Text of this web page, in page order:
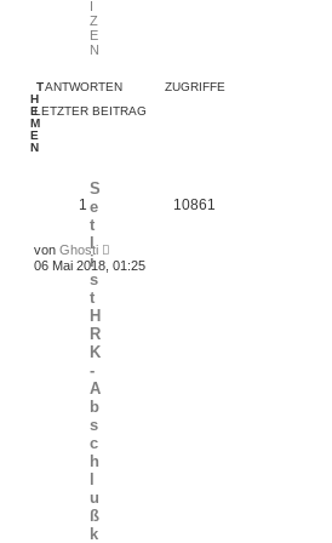
I
Z
E
N
T
H
E
M
E
N
ANTWORTEN
ZUGRIFFE
LETZTER BEITRAG
S
e
t
l
i
s
t
H
R
K
-
A
b
s
c
h
u
ß
k
1 10861
von Ghosti
06 Mai 2018, 01:25